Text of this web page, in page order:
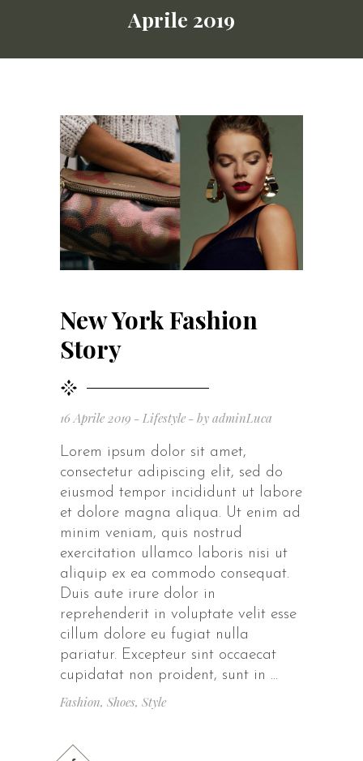
Aprile 2019
New York Fashion
Story
16 Aprile 2019 Lifestyle by adminLuca
Lorem ipsum dolor sit amet,
consectetur adipiscing elit, sed do
eiusmod tempor incididunt ut labore
et dolore magna aliqua. Ut enim ad
minim veniam, quis nostrud
exercitation ullamco laboris nisi ut
aliquip ex ea commodo consequat.
Duis aute irure dolor in
reprehenderit in voluptate velit esse
cillum dolore eu fugiat nulla
pariatur. Excepteur sint occaecat
cupidatat non proident, sunt in
Fashion, Shoes, Style